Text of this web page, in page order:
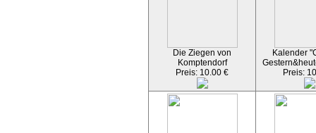
Die Ziegen von
Komptendorf
Preis: 10.00 €
Kalender
Preis: